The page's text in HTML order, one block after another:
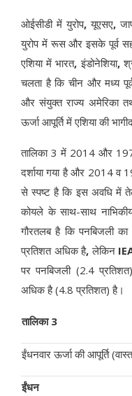
ओईसीडी में युरोप,यूएसए,
युरोप में रूस और इसके पूर्व
एशिया में भारत,इंडोनेशिया,
चलता है कि चीन और मध्य
और संयुक्त राज्य अमेरिका
ऊर्जा आपूर्ति में एशिया की
तालिका 3 में 2014 और
दर्शाया गया है और 2014 व
से स्पष्ट है कि इस अवधि में
कोयले के साथ-साथ
गौरतलब है कि पनबिजली
प्रतिशत अधिक है,लेकिन
पर पनबिजली (2.4
अधिक है (4.8 प्रतिशत) है।
तालिका 3
ईंधनवार ऊर्जा की आपूर्ति
ईंधन